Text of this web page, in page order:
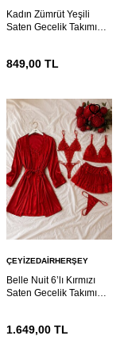
Kadın Zümrüt Yeşili
Saten Gecelik Takımı
Çeyizlik Set
849,00 TL
ÇEYIZEDAIRHERŞEY
Belle Nuit 6’lı Kırmızı
Saten Gecelik Takımı
1.649,00 TL